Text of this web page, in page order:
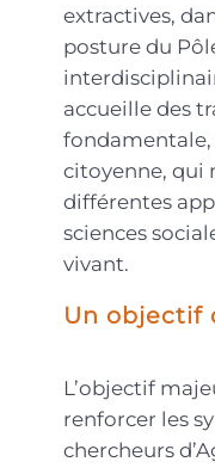
extractives,
posture du
accueille des
citoyenne, qui
différentes
sciences
vivant.
Un objectif
L’objectif
renforcer les
chercheurs